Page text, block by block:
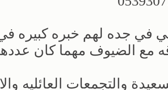
في جده لهم خبره كبيره
مع الضيوف مهما كان
والتجمعات العائليه